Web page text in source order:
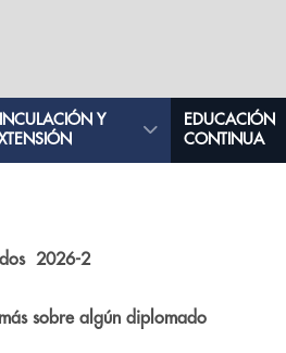
Y
EDUCACIÓN
CONTINUA
2026-2
sobre algún diplomado